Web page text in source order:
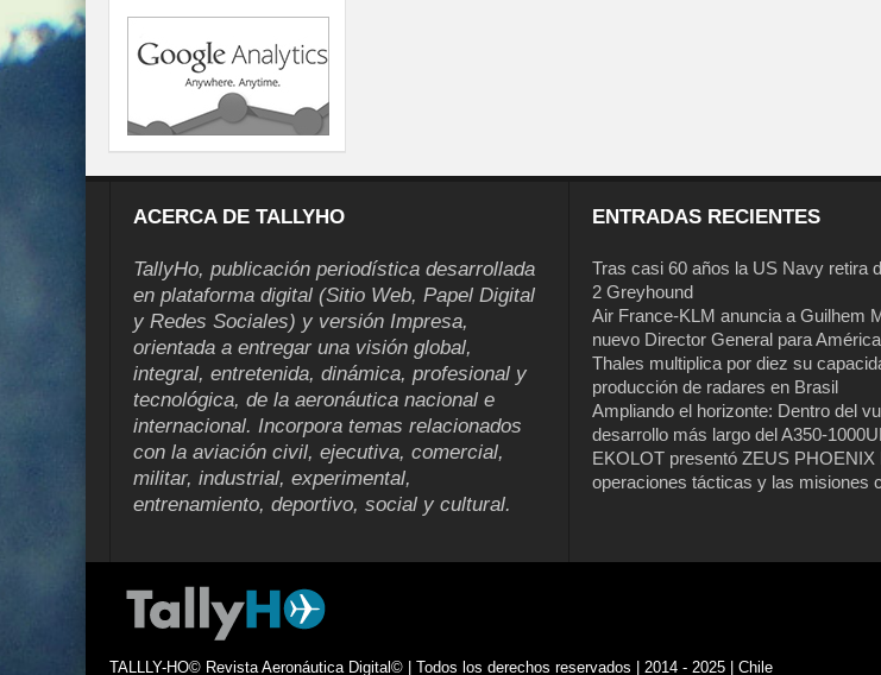
ACERCA DE TALLYHO
TallyHo, publicación periodística desarrollada
en plataforma digital (Sitio Web, Papel Digital
y Redes Sociales) y versión Impresa,
orientada a entregar una visión global,
integral, entretenida, dinámica, profesional y
tecnológica, de la aeronáutica nacional e
internacional. Incorpora temas relacionados
con la aviación civil, ejecutiva, comercial,
militar, industrial, experimental,
entrenamiento, deportivo, social y cultural.
ENTRADAS RECIENTES
Tras casi 60 años la US Navy retira
2 Greyhound
Air France-KLM anuncia a Guilhem
nuevo Director General para
Thales multiplica por diez su
producción de radares en Brasil
Ampliando el horizonte: Dentro del
desarrollo más largo del A350-
EKOLOT presentó ZEUS PHOENIX
operaciones tácticas y las misiones
TALLLY-HO© Revista Aeronáutica Digital© | Todos los derechos reservados | 2014 - 2025 | Chile